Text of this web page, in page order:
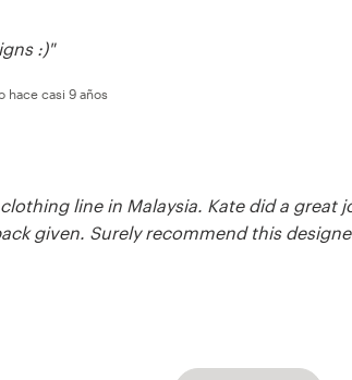
:)"
hace casi 9 años
line in Malaysia. Kate did a great
given. Surely recommend this